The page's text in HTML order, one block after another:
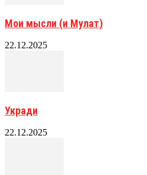
Мои мысли (и Мулат)
22.12.2025
Укради
22.12.2025